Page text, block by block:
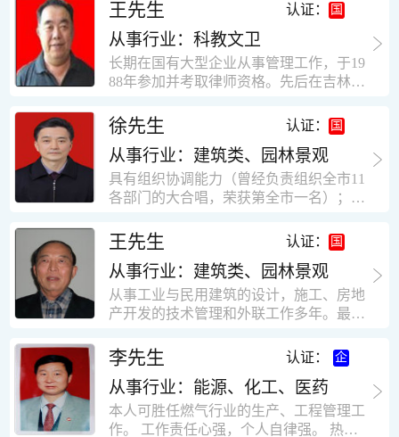
术负责人，该项目为水泥生产线，该项目
有圆形连体熟料仓12，每个直径9米高41
米，砖混结构，皮带运输走廊一个，框架
结构长185米，高5.2米的框架结构。1991
年调入新乡市新营建筑公司历任：七里三
营乡刘庄火力发电厂项目经理，该项目有
平方装配式工业厂房，焦作市林果住宅小
区项目经理，该项目有住宅楼9栋6层砖混
结构，总建筑面积36000平方米。2004年
限公司专业监理工程师，广东重工监理有
限公司任专业监理工程师，监督的工程
有：广东东莞市花润雪花啤酒厂二期扩建
工程，该工程有钢结构工业厂房2栋，每
栋9000平方米。东莞市新世纪花苑，该工
场；一栋17层。2栋总面积32000平方米，
框架结构。南奥园金州商业步行街等工
程。30年的工作经验积累，使自己能适应
建筑行业的多种工作岗位。
闭路电视监控系统、防盗报警系统、门禁
一卡通系统、停车场管理系统、巡更系
统、远程抄表系统等相关系统主流产品，
有较强的售前技术支持能力，并具有较丰
富的设备调试经验； 能独立完成系统集成
建与扩充经验，并具备教育训练能力；
王先生 认证：
从事行业：科教文卫
长期在国有大型企业从事管理工作，于19
88年参加并考取律师资格。先后在吉林油
辽宁华夏律师事务所和辽宁鑫诺律师事务
所执业。王律师在数十年的执业经历中，
多次与美国、英国、香港、北京、深圳等
地的律师共同办理法律事务。 对民商事的
诉讼和非诉讼的合同纠纷、劳动纠纷、债
对刑事案件、仲裁案件都颇有造诣。尤其
擅长处理涉及公司管理、企业改制，资产
收购重组等法律业务。王律师有多篇学术
论文在省部级会议和刊物上发表。数十年
的执业经历中，王律师经办了数百起诉讼
和非诉讼案件，取得了较好的经济效益和
律师一贯的工作作风；法律第一和当事人
合法权益第一，忠诚和敬业是王福营律师
的永恒的追求。
徐先生 认证：
从事行业：建筑类、园林景观
具有组织协调能力（曾经负责组织全市11
各部门的大合唱，荣获第全市一名）；知
等领域）；实际工作能力强，且经验丰
富。
王先生 认证：
从事行业：建筑类、园林景观
从事工业与民用建筑的设计，施工、房地
产开发的技术管理和外联工作多年。最大
最高26层。基础理论和专业技术知识功底
深厚，能熟练从事复杂技术工程的设计与
计算工作，有丰富的大中型工程项目的施
工技术经验。知识广博，设计、施工、予
决算、资产评估等都有较深造诣。曾独立
李先生 认证：
从事行业：能源、化工、医药
本人可胜任燃气行业的生产、工程管理工
作。 工作责任心强，个人自律强。 热爱